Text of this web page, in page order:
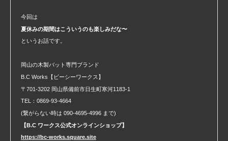
今回は
夏休みの期間はこういうのも楽しみだな〜
というお話です。
岡山の木製バット専門ブランド
B.C Works【ビーシーワークス】
〒701-3202 岡山県備前市日生町寒河1183-1
TEL：0869-93-4664
(繋がらない時は 090-4695-4996 まで)
【B.C ワークス公式オンラインショップ】
https://bc-works.square.site